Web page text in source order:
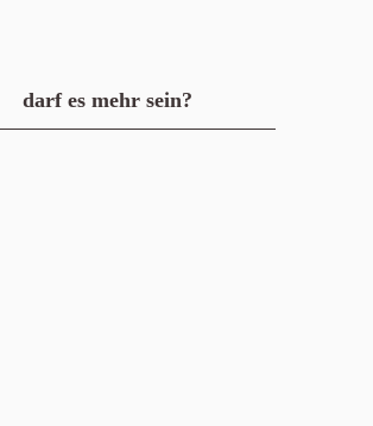
darf es mehr sein?